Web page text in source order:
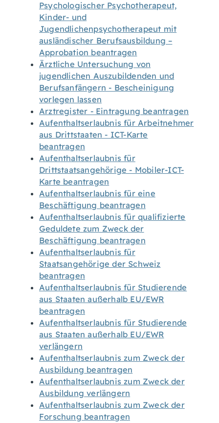
Psychologischer Psychotherapeut,
Kinder- und
Jugendlichenpsychotherapeut mit
ausländischer Berufsausbildung –
Approbation beantragen
Ärztliche Untersuchung von
jugendlichen Auszubildenden und
Berufsanfängern - Bescheinigung
vorlegen lassen
Arztregister - Eintragung beantragen
Aufenthaltserlaubnis für Arbeitnehmer
aus Drittstaaten - ICT-Karte
beantragen
Aufenthaltserlaubnis für
Drittstaatsangehörige - Mobiler-ICT-
Karte beantragen
Aufenthaltserlaubnis für eine
Beschäftigung beantragen
Aufenthaltserlaubnis für qualifizierte
Geduldete zum Zweck der
Beschäftigung beantragen
Aufenthaltserlaubnis für
Staatsangehörige der Schweiz
beantragen
Aufenthaltserlaubnis für Studierende
aus Staaten außerhalb EU/EWR
beantragen
Aufenthaltserlaubnis für Studierende
aus Staaten außerhalb EU/EWR
verlängern
Aufenthaltserlaubnis zum Zweck der
Ausbildung beantragen
Aufenthaltserlaubnis zum Zweck der
Ausbildung verlängern
Aufenthaltserlaubnis zum Zweck der
Forschung beantragen